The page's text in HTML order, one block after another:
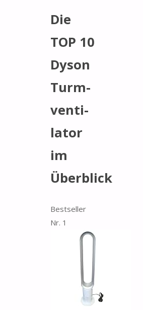
Die
TOP 10
Dyson
Turm­
ven­ti­
la­to­r
im
Überblick
Bestseller
Nr. 1